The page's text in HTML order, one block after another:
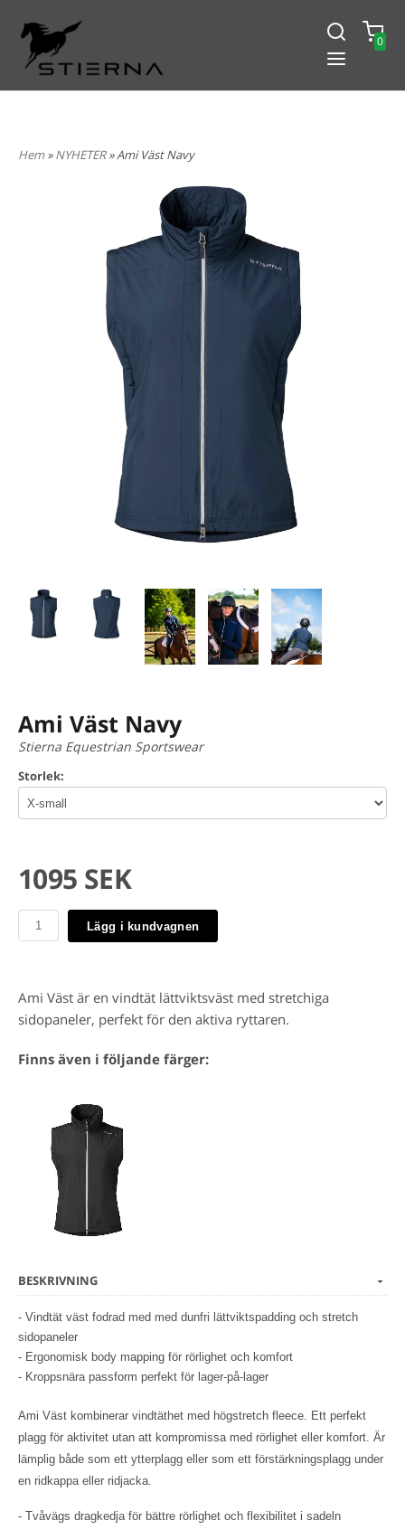
0
Hem»NYHETER» Ami Väst Navy
Ami Väst Navy
Stierna Equestrian Sportswear
Storlek:
1095 SEK
Lägg i kundvagnen
Ami Väst är en vindtät lättviktsväst med stretchiga
sidopaneler, perfekt för den aktiva ryttaren.
Finns även i följande färger:
BESKRIVNING
- Vindtät väst fodrad med med dunfri lättviktspadding och stretch
sidopaneler
- Ergonomisk body mapping för rörlighet och komfort
- Kroppsnära passform perfekt för lager-på-lager
Ami Väst kombinerar vindtäthet med högstretch fleece. Ett perfekt
plagg för aktivitet utan att kompromissa med rörlighet eller komfort. Är
lämplig både som ett ytterplagg eller som ett förstärkningsplagg under
en ridkappa eller ridjacka.
- Tvåvägs dragkedja för bättre rörlighet och flexibilitet i sadeln